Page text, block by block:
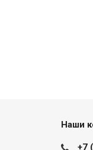
Наши
+7